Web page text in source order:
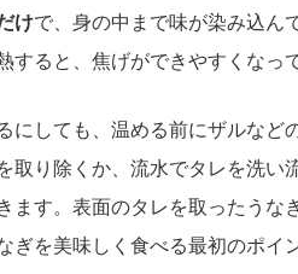
けで、身の中まで味が染み込ん
すると、焦げができやすくなっ
にしても、温める前にザルなど
取り除くか、流水でタレを洗い
ます。表面のタレを取ったうな
ぎを美味しく食べる最初のポイ